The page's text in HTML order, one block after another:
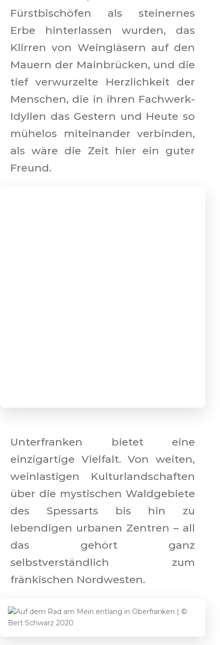
Fürstbischöfen als steinernes
Erbe hinterlassen wurden, das
Klirren von Weingläsern auf den
Mauern der Mainbrücken, und die
tief verwurzelte Herzlichkeit der
Menschen, die in ihren Fachwerk-
Idyllen das Gestern und Heute so
mühelos miteinander verbinden,
als wäre die Zeit hier ein guter
Freund.
Unterfranken bietet eine
einzigartige Vielfalt. Von weiten,
weinlastigen Kulturlandschaften
über die mystischen Waldgebiete
des Spessarts bis hin zu
lebendigen urbanen Zentren – all
das gehört ganz
selbstverständlich zum
fränkischen Nordwesten.